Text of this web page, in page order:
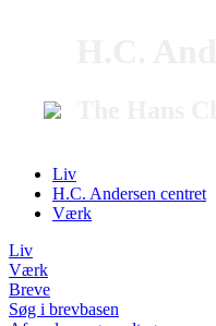
Liv
H.C. Andersen centret
Værk
Liv
Værk
Breve
Søg i brevbasen